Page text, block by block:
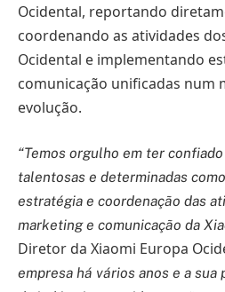
Ocidental, reportando
coordenando as atividades
Ocidental e implementando
comunicação unificadas num
evolução.
“Temos orgulho em ter
talentosas e determinadas
estratégia e coordenação das
marketing e comunicação da
Diretor da Xiaomi Europa
empresa há vários anos e a